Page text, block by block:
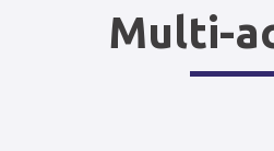
Multi-